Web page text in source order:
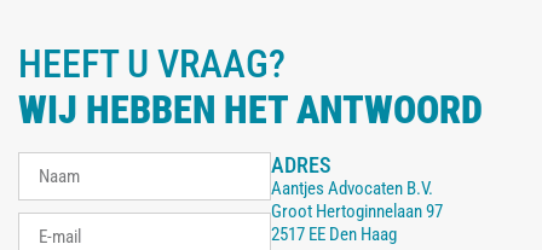
HEEFT U VRAAG?
WIJ HEBBEN HET ANTWOORD
ADRES
Aantjes Advocaten B.V.
Groot Hertoginnelaan 97
2517 EE Den Haag